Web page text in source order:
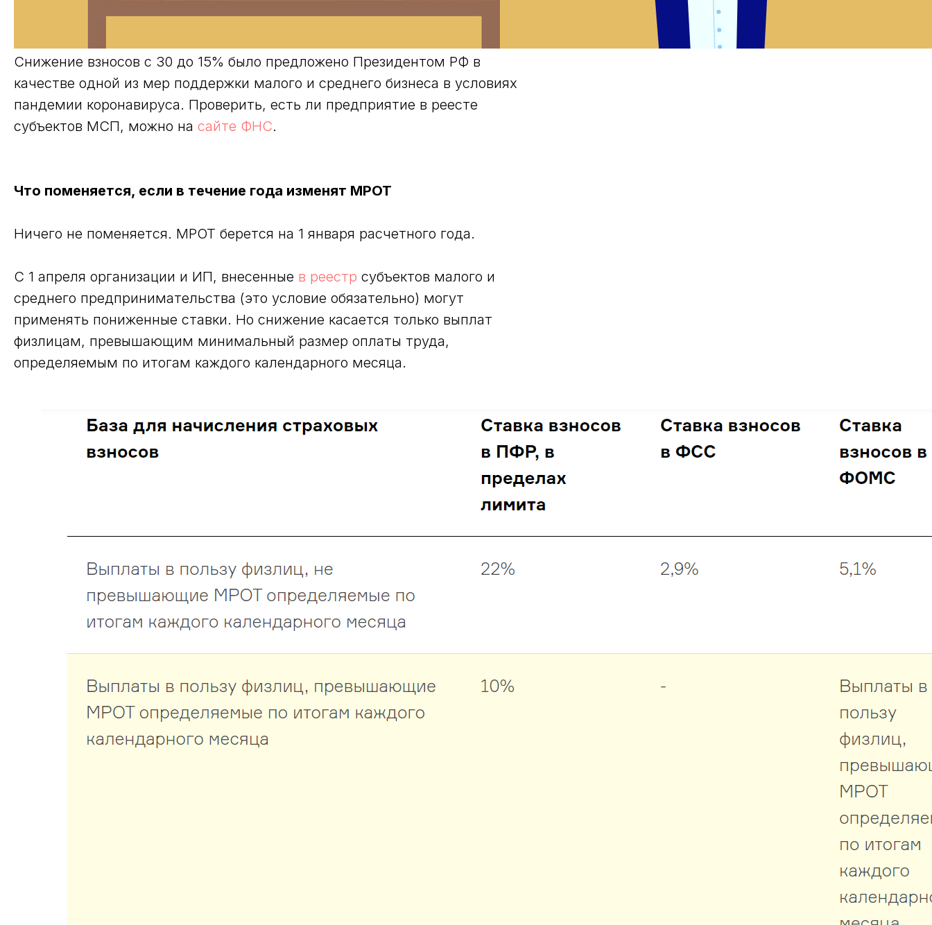
Снижение взносов с 30 до 15% было предложено Президентом РФ в
качестве одной из мер поддержки малого и среднего бизнеса в условиях
пандемии коронавируса. Проверить, есть ли предприятие в реесте
субъектов МСП, можно на сайте ФНС.
Что поменяется, если в течение года изменят МРОТ
Ничего не поменяется. МРОТ берется на 1 января расчетного года.
С 1 апреля организации и ИП, внесенные в реестр субъектов малого и
среднего предпринимательства (это условие обязательно) могут
применять пониженные ставки. Но снижение касается только выплат
физлицам, превышающим минимальный размер оплаты труда,
определяемым по итогам каждого календарного месяца.